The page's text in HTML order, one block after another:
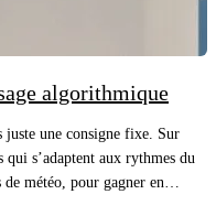
algorithmique
juste une consigne fixe. Sur
qui s’adaptent aux rythmes du
météo, pour gagner en